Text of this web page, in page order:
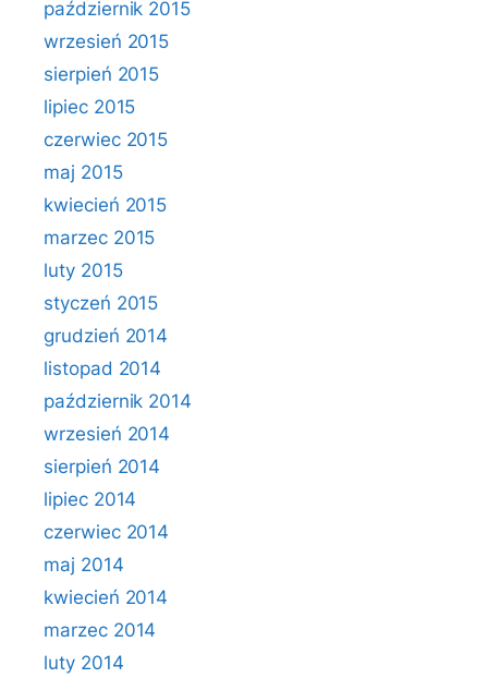
październik 2015
wrzesień 2015
sierpień 2015
lipiec 2015
czerwiec 2015
maj 2015
kwiecień 2015
marzec 2015
luty 2015
styczeń 2015
grudzień 2014
listopad 2014
październik 2014
wrzesień 2014
sierpień 2014
lipiec 2014
czerwiec 2014
maj 2014
kwiecień 2014
marzec 2014
luty 2014